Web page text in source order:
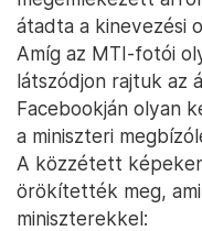
átadta a kinevezési
Amíg az MTI-fotói
látszódjon rajtuk az
Facebookján olyan
a miniszteri
A közzétett
örökítették meg,
miniszterekkel: